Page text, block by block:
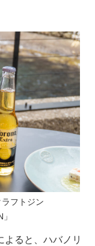
フトジン
ると、ハバノリ